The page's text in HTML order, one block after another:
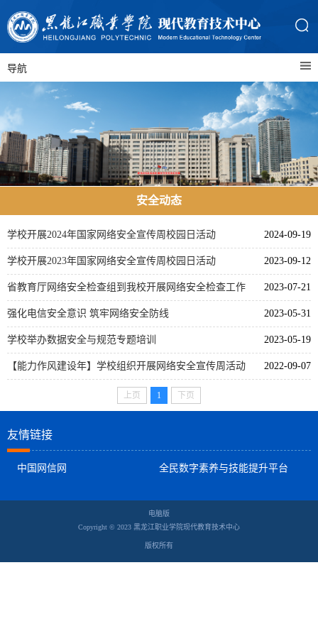
导航
安全动态
2024-09-19
学校开展2024年国家网络安全宣传周校园日活动
2023-09-12
学校开展2023年国家网络安全宣传周校园日活动
2023-07-21
省教育厅网络安全检查组到我校开展网络安全检查工作
2023-05-31
强化电信安全意识 筑牢网络安全防线
2023-05-19
学校举办数据安全与规范专题培训
2022-09-07
【能力作风建设年】学校组织开展网络安全宣传周活动
上页 1 下页
友情链接
中国网信网 全民数字素养与技能提升平台
电脑版
Copyright © 2023 黑龙江职业学院现代教育技术中心
版权所有